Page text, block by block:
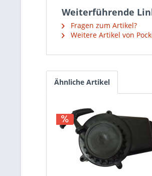
Weiterführende
Fragen zum Artikel?
Weitere Artikel von
Ähnliche Artikel